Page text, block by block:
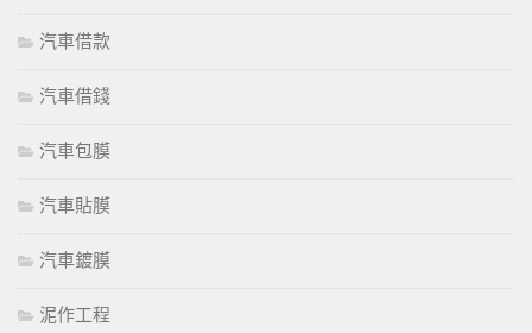
汽車借款
汽車借錢
汽車包膜
汽車貼膜
汽車鍍膜
泥作工程